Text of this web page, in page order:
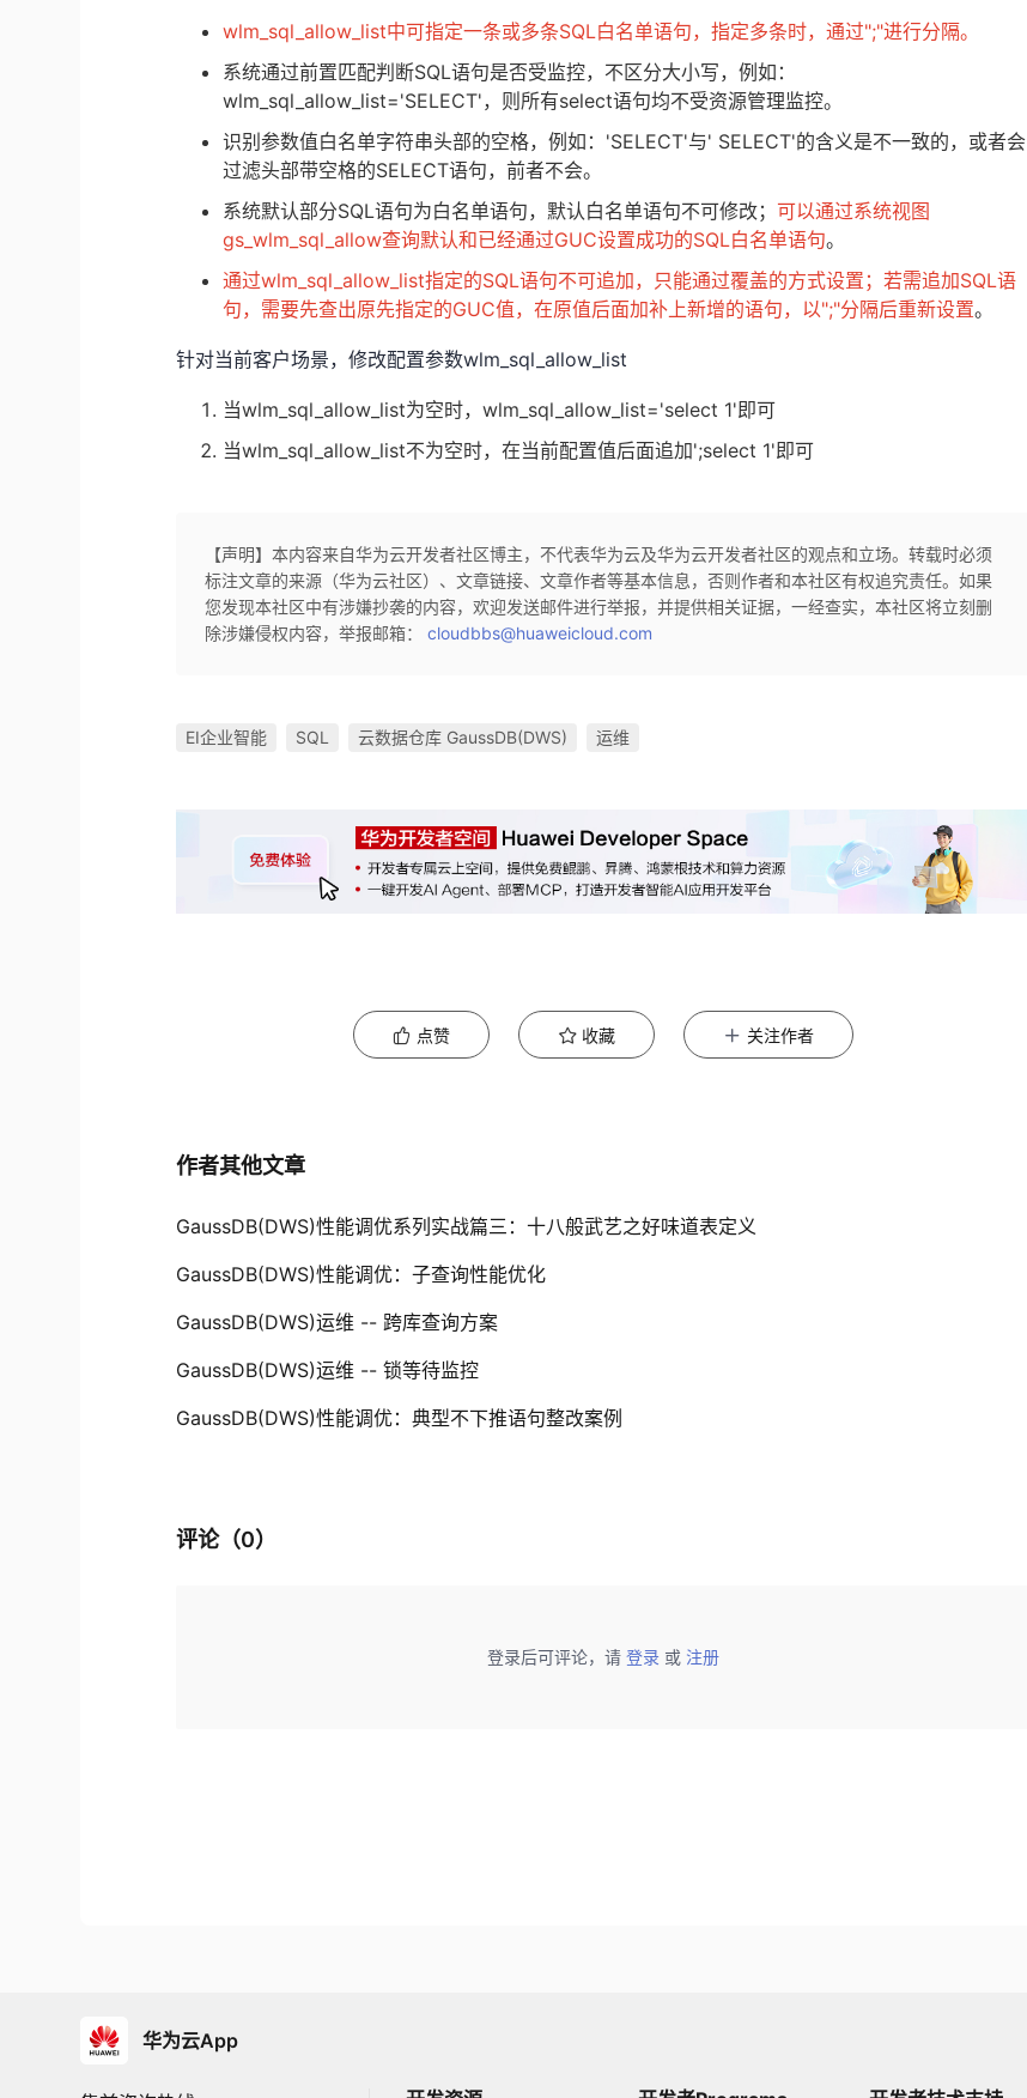
wlm_sql_allow_list中可指定一条或多条SQL白名单语句，指定多条时，通过";"进行分隔。
系统通过前置匹配判断SQL语句是否受监控，不区分大小写，例如：
wlm_sql_allow_list='SELECT'，则所有select语句均不受资源管理监控。
识别参数值白名单字符串头部的空格，例如：'SELECT'与' SELECT'的含义是不一致的，或者会
过滤头部带空格的SELECT语句，前者不会。
系统默认部分SQL语句为白名单语句，默认白名单语句不可修改； 可以通过系统视图
gs_wlm_sql_allow查询默认和已经通过GUC设置成功的SQL白名单语句。
通过wlm_sql_allow_list指定的SQL语句不可追加，只能通过覆盖的方式设置；若需追加SQL语
句，需要先查出原先指定的GUC值，在原值后面加补上新增的语句，以";"分隔后重新设置。
针对当前客户场景，修改配置参数wlm_sql_allow_list
当wlm_sql_allow_list为空时，wlm_sql_allow_list='select 1'即可
当wlm_sql_allow_list不为空时，在当前配置值后面追加';select 1'即可
【声明】本内容来自华为云开发者社区博主，不代表华为云及华为云开发者社区的观点和立场。转载时必须
标注文章的来源（华为云社区）、文章链接、文章作者等基本信息，否则作者和本社区有权追究责任。如果
您发现本社区中有涉嫌抄袭的内容，欢迎发送邮件进行举报，并提供相关证据，一经查实，本社区将立刻删
除涉嫌侵权内容，举报邮箱：cloudbbs@huaweicloud.com
EI企业智能 SQL 云数据仓库 GaussDB(DWS) 运维
点赞 收藏 关注作者
作者其他文章
GaussDB(DWS)性能调优系列实战篇三：十八般武艺之好味道表定义
GaussDB(DWS)性能调优：子查询性能优化
GaussDB(DWS)运维 -- 跨库查询方案
GaussDB(DWS)运维 -- 锁等待监控
GaussDB(DWS)性能调优：典型不下推语句整改案例
评论（0）
登录后可评论，请 登录 或 注册
华为云App